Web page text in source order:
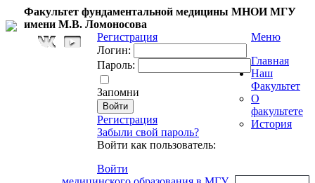
Факультет фундаментальной медицины МНОИ МГУ
имени М.В. Ломоносова
Регистрация
Логин:
Пароль:
Запомни
Регистрация
Забыли свой пароль?
Войти как пользователь:
Войти
Меню
Главная
Наш
Факультет
О
факультете
История